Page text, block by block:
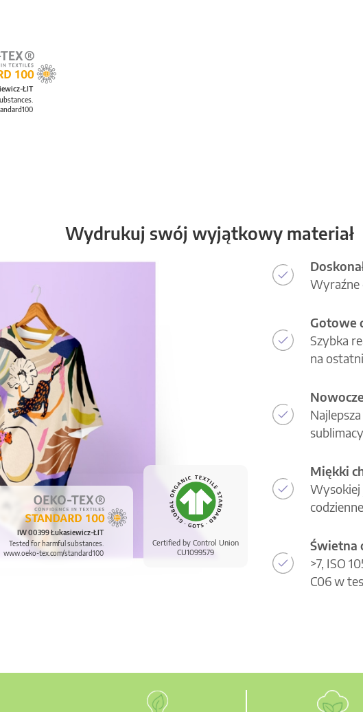
ŁIT
Wydrukuj swój wyjątkowy materiał
Certified by Control Union
CU1099579
IW 00399 Łukasiewicz-ŁIT
Tested for harmful substances.
www.oeko-tex.com/standard100
Wyraźne
Gotowe
Szybka
na
Miękki
Wysokiej
Świetna
>7, ISO
C06 w